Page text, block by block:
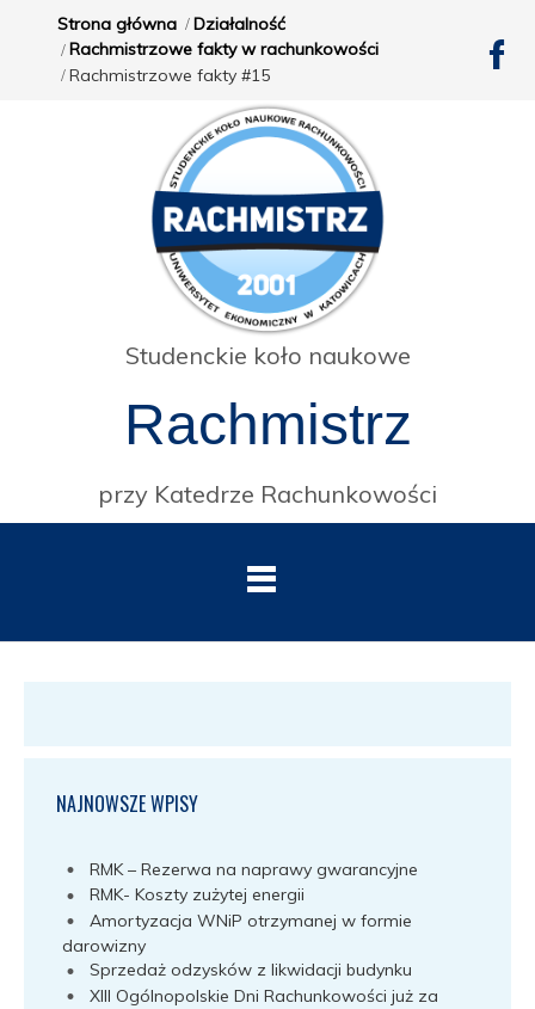
Strona główna
Działalność
Rachmistrzowe fakty w rachunkowości
Rachmistrzowe fakty #15
Studenckie koło naukowe
Rachmistrz
przy Katedrze Rachunkowości
NAJNOWSZE WPISY
RMK – Rezerwa na naprawy gwarancyjne
RMK- Koszty zużytej energii
Amortyzacja WNiP otrzymanej w formie
darowizny
Sprzedaż odzysków z likwidacji budynku
XIII Ogólnopolskie Dni Rachunkowości już za